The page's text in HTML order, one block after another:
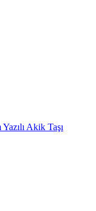
Akik Taşı